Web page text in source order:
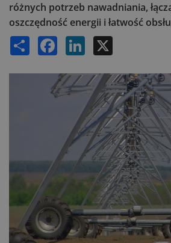
różnych potrzeb nawadniania,
oszczędność energii i łatwość
Share Facebook LinkedIn